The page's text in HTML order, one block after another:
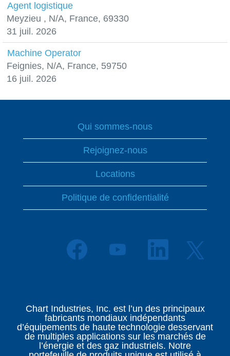
Agent logistique
Meyzieu , N/A, France, 69330
31 juil. 2026
Machine Operator
Feignies, N/A, France, 59750
16 juil. 2026
Qui sommes-nous
Rejoignez-nous
Locations
Politique de confidentialité
S
d
a
n
s
u
n
d
a
n
s
u
n
S
o
d
a
n
s
u
n
S
d
n
s
u
Chart Industries, Inc. est l’un des principaux
fabricants mondiaux indépendants
d’équipements de haute technologie desservant
de multiples applications sur les marchés de
l’énergie et des gaz industriels. Notre